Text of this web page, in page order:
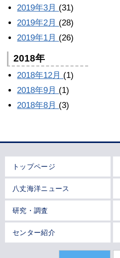
2019年3月 (31)
2019年2月 (28)
2019年1月 (26)
2018年
2018年12月 (1)
2018年9月 (1)
2018年8月 (3)
トップページ
八丈海洋ニュース
研究・調査
センター紹介